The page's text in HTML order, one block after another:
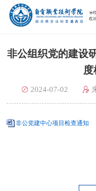
非公组织党的建设
2024-07-02
非公党建中心项目检查通知